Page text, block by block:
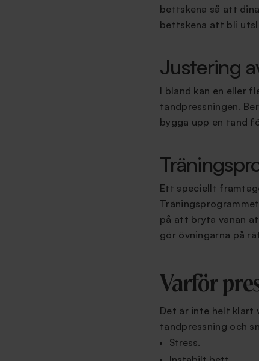
bettskena så att
bettskena att bli
Justering
I bland kan en eller
tandpressningen.
bygga upp en tand
Ett speciellt
på att bryta vanan
gör övningarna på
Varför
Det är inte helt klart
tandpressning och
Stress.